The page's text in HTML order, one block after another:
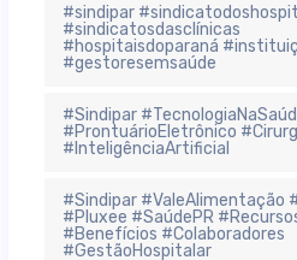
#sindipar
#sindicatosdasclínicas
#hospitaisdoparaná
#gestoresemsaúde
#Sindipar
#ProntuárioEletrônico
#InteligênciaArtificial
#Sindipar #ValeAlimentação
#Pluxee #SaúdePR
#Benefícios #Colaboradores
#GestãoHospitalar